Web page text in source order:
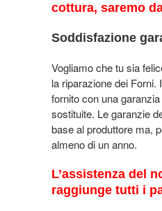
cottura, saremo
Soddisfazione
Vogliamo che tu sia
la riparazione dei Forni.
fornito con una
sostituite. Le garanzie
base al produttore ma,
almeno di un anno.
L’assistenza del
raggiunge tutti i